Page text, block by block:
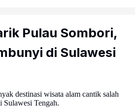
Pulau Sombori,
di Sulawesi
destinasi wisata alam cantik salah
Sulawesi Tengah.